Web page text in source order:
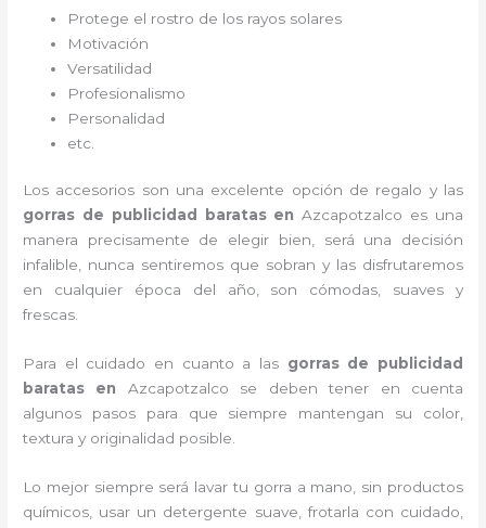
Protege el rostro de los rayos solares
Motivación
Versatilidad
Profesionalismo
Personalidad
etc.
Los accesorios son una excelente opción de regalo y las
gorras de publicidad baratasenAzcapotzalco es una
manera precisamente de elegir bien, será una decisión
infalible, nunca sentiremos que sobran y las disfrutaremos
en cualquier época del año, son cómodas, suaves y
frescas.
Para el cuidado en cuanto a las gorras de publicidad
baratas en Azcapotzalco
se deben tener en cuenta
algunos pasos para que siempre mantengan su color,
textura y originalidad posible.
Lo mejor siempre será lavar tu gorra a mano, sin productos
químicos, usar un detergente suave, frotarla con cuidado,